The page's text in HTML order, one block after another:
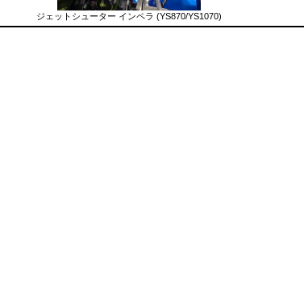
ジェットシューター インペラ (YS870/YS1070)